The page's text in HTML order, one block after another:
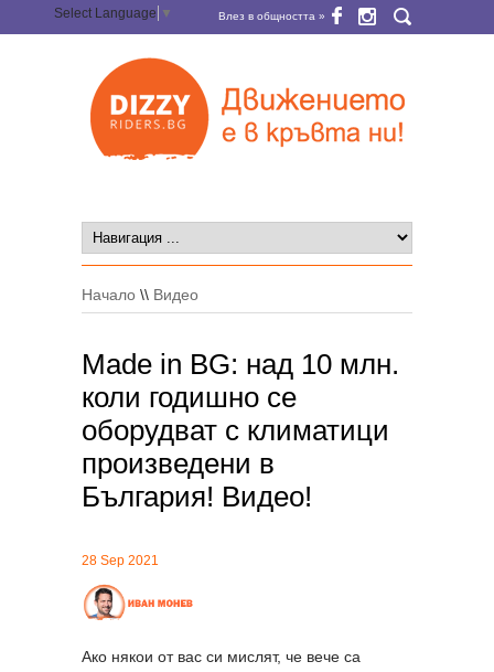
Select Language ▼ Влез в общността »
Начало \\ Видео
Made in BG: над 10 млн.
коли годишно се
оборудват с климатици
произведени в
България! Видео!
28 Sep 2021
Ако някои от вас си мислят, че вече са